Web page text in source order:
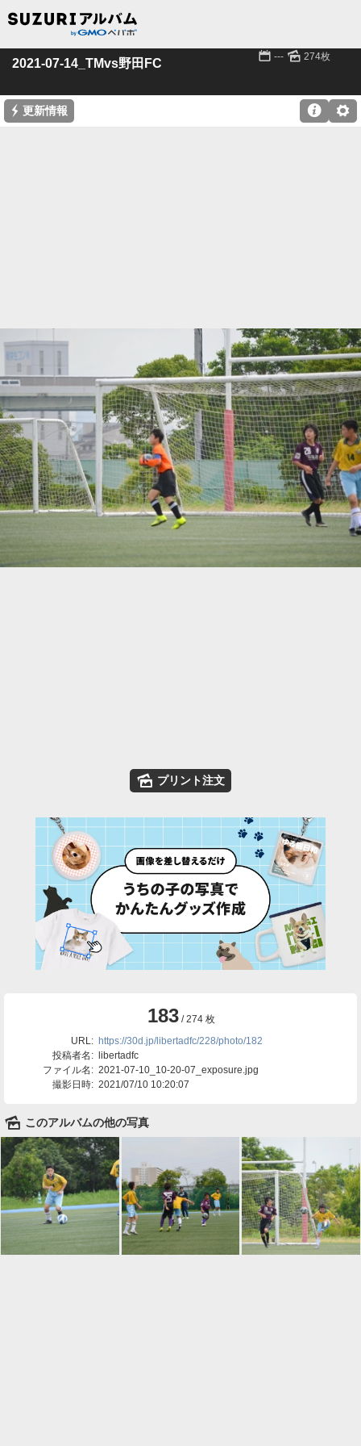
2021-07-14_TMvs野田FC 📅 --- 🌄 274枚
⚡ 更新情報 ⚙

🌄 プリント注文
183/ 274 枚
URL: https://30d.jp/libertadfc/228/photo/182
投稿者名: libertadfc
ファイル名: 2021-07-10_10-20-07_exposure.jpg
撮影日時: 2021/07/10 10:20:07
🌄 このアルバムの他の写真